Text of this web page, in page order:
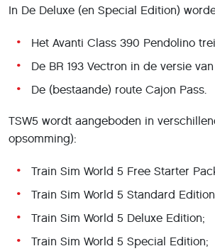
In De Deluxe (en Special Edition)
Het Avanti Class 390 Pendolino
De BR 193 Vectron in de versie
De (bestaande) route Cajon Pass.
TSW5 wordt aangeboden in
opsomming):
Train Sim World 5 Free Starter
Train Sim World 5 Standard
Train Sim World 5 Deluxe Edition;
Train Sim World 5 Special Edition;